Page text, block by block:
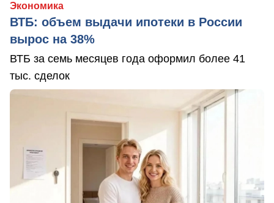
Экономика
ВТБ: объем выдачи ипотеки в России
вырос на 38%
ВТБ за семь месяцев года оформил более 41
тыс. сделок